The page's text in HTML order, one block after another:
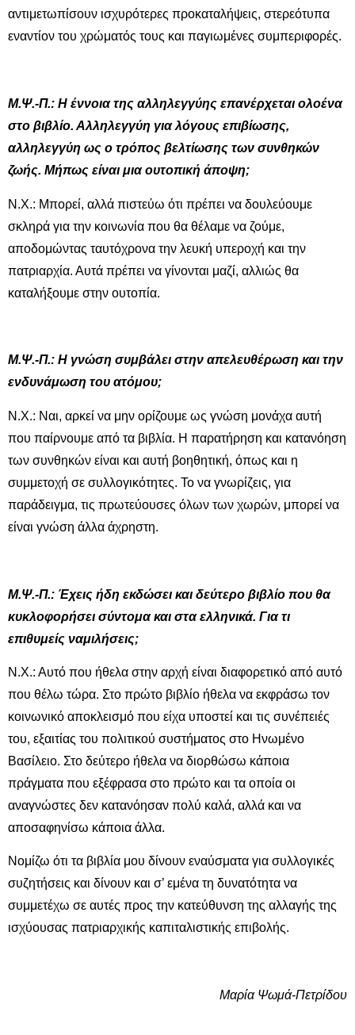
αντιμετωπίσουν ισχυρότερες προκαταλήψεις, στερεότυπα
εναντίον του χρώματός τους και παγιωμένες συμπεριφορές.
Μ.Ψ.-Π.: Η έννοια της αλληλεγγύης επανέρχεται ολοένα
στο βιβλίο. Αλληλεγγύη για λόγους επιβίωσης,
αλληλεγγύη ως ο τρόπος βελτίωσης των συνθηκών
ζωής. Μήπως είναι μια ουτοπική άποψη;
Ν.Χ.: Μπορεί, αλλά πιστεύω ότι πρέπει να δουλεύουμε
σκληρά για την κοινωνία που θα θέλαμε να ζούμε,
αποδομώντας ταυτόχρονα την λευκή υπεροχή και την
πατριαρχία. Αυτά πρέπει να γίνονται μαζί, αλλιώς θα
καταλήξουμε στην ουτοπία.
Μ.Ψ.-Π.: Η γνώση συμβάλει στην απελευθέρωση και την
ενδυνάμωση του ατόμου;
Ν.Χ.: Ναι, αρκεί να μην ορίζουμε ως γνώση μονάχα αυτή
που παίρνουμε από τα βιβλία. Η παρατήρηση και κατανόηση
των συνθηκών είναι και αυτή βοηθητική, όπως και η
συμμετοχή σε συλλογικότητες. Το να γνωρίζεις, για
παράδειγμα, τις πρωτεύουσες όλων των χωρών, μπορεί να
είναι γνώση άλλα άχρηστη.
Μ.Ψ.-Π.: Έχεις ήδη εκδώσει και δεύτερο βιβλίο που θα
κυκλοφορήσει σύντομα και στα ελληνικά. Για τι
επιθυμείς ναμιλήσεις;
Ν.Χ.: Αυτό που ήθελα στην αρχή είναι διαφορετικό από αυτό
που θέλω τώρα. Στο πρώτο βιβλίο ήθελα να εκφράσω τον
κοινωνικό αποκλεισμό που είχα υποστεί και τις συνέπειές
του, εξαιτίας του πολιτικού συστήματος στο Ηνωμένο
Βασίλειο. Στο δεύτερο ήθελα να διορθώσω κάποια
πράγματα που εξέφρασα στο πρώτο και τα οποία οι
αναγνώστες δεν κατανόησαν πολύ καλά, αλλά και να
αποσαφηνίσω κάποια άλλα.
Νομίζω ότι τα βιβλία μου δίνουν εναύσματα για συλλογικές
συζητήσεις και δίνουν και σ’ εμένα τη δυνατότητα να
συμμετέχω σε αυτές προς την κατεύθυνση της αλλαγής της
ισχύουσας πατριαρχικής καπιταλιστικής επιβολής.
Μαρία Ψωμά-Πετρίδου